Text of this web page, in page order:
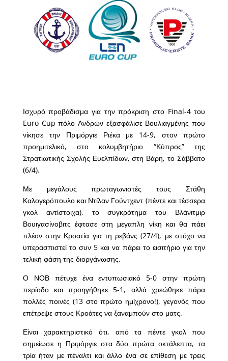
Ισχυρό προβάδισμα για την πρόκριση στο Final-4 του
Euro Cup πόλο Ανδρών εξασφάλισε Βουλιαγμένης που
νίκησε την Πριμόργιε Ριέκα με 14-9, στον πρώτο
προημιτελικό, στο κολυμβητήριο “Κύπρος” της
Στρατιωτικής Σχολής Ευελπίδων, στη Βάρη, το Σάββατο
(6/4).
Με μεγάλους πρωταγωνιστές τους Στάθη
Καλογερόπουλο και Ντίλαν Γούντχεντ (πέντε και τέσσερα
γκολ αντίστοιχα), το συγκρότημα του Βλάνιτμιρ
Βουιγασίνοβιτς έφτασε στη μεγαπλη νίκη και θα πάει
πλέον στην Κροατία για τη ρεβάνς (27/4), με στόχο να
υπερασπιστεί το συν 5 και να πάρει το εισιτήριο για την
τελική φάση της διοργάνωσης.
Ο ΝΟΒ πέτυχε ένα εντυπωσιακό 5-0 στην πρώτη
περίοδο και προηγήθηκε 5-1, αλλά χρεώθηκε πάρα
πολλές ποινές (13 στο πρώτο ημίχρονο!), γεγονός που
επέτρεψε στους Κροάτες να ξαναμπούν στο ματς.
Είναι χαρακτηριστικό ότι, από τα πέντε γκολ που
σημείωσε η Πριμόργιε στα δύο πρώτα οκτάλεπτα, τα
τρία ήταν με πέναλτι και άλλο ένα σε επίθεση με τρεις